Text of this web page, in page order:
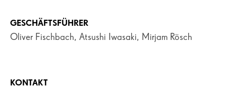
GESCHÄFTSFÜHRER
Oliver Fischbach, Atsushi Iwasaki, Mirjam Rösch
KONTAKT